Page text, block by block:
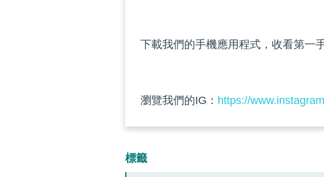
下載我們的手機應用程式，收看第一
瀏覽我們的IG： https://
標籤